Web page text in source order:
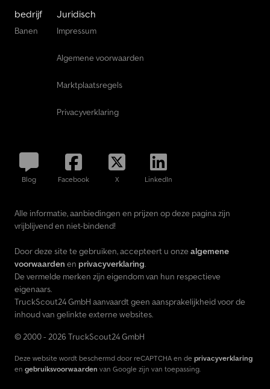
bedrijf
Banen
Juridisch
Impressum
Algemene voorwaarden
Marktplaatsregels
Privacyverklaring
Blog Facebook X LinkedIn
Alle informatie, aanbiedingen en prijzen op deze pagina zijn
vrijblijvend en niet-bindend!
Door deze site te gebruiken, accepteert u onze algemene
voorwaarden en privacyverklaring.
De vermelde merken zijn eigendom van hun respectieve
eigenaars.
TruckScout24 GmbH aanvaardt geen aansprakelijkheid voor de
inhoud van gelinkte externe websites.
© 2000 - 2026 TruckScout24 GmbH
Deze website wordt beschermd door reCAPTCHA en de privacyverklaring
en gebruiksvoorwaarden van Google zijn van toepassing.